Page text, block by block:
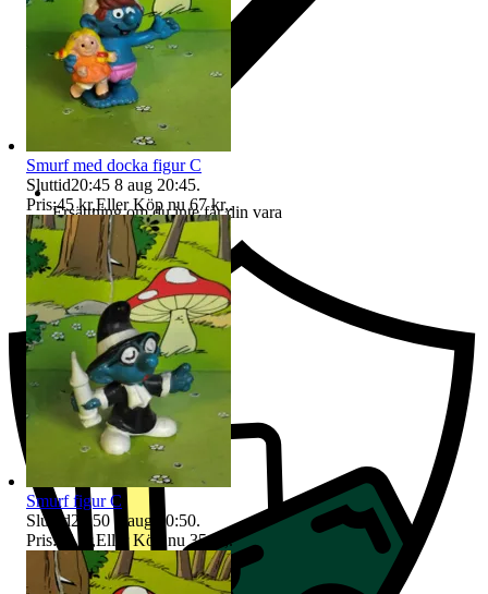
Ersättning om du inte får din vara
Smurf med docka figur C
Sluttid20:45 8 aug 20:45.
Pris:45 kr,Eller Köp nu 67 kr,.
Smurf figur C
Sluttid20:50 8 aug 20:50.
Pris: 25 kr ,Eller Köp nu 35 kr .